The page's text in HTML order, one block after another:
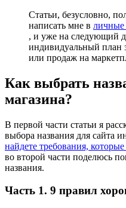
Статьи, безусловно,
написать мне в
, и уже на следующий
индивидуальный план
или продаж на
Как выбрать
магазина?
В первой части статьи я
выбора названия для сайта
найдете требования,
во второй части поделюсь
названия.
Часть 1. 9 правил